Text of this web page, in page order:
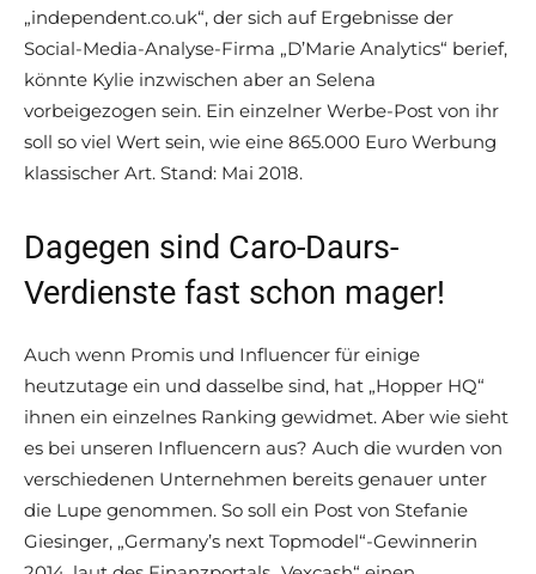
„independent.co.uk“, der sich auf Ergebnisse der
Social-Media-Analyse-Firma „D’Marie Analytics“ berief,
könnte Kylie inzwischen aber an Selena
vorbeigezogen sein. Ein einzelner Werbe-Post von ihr
soll so viel Wert sein, wie eine 865.000 Euro Werbung
klassischer Art. Stand: Mai 2018.
Dagegen sind Caro-Daurs-
Verdienste fast schon mager!
Auch wenn Promis und Influencer für einige
heutzutage ein und dasselbe sind, hat „Hopper HQ“
ihnen ein einzelnes Ranking gewidmet. Aber wie sieht
es bei unseren Influencern aus? Auch die wurden von
verschiedenen Unternehmen bereits genauer unter
die Lupe genommen. So soll ein Post von Stefanie
Giesinger, „Germany’s next Topmodel“-Gewinnerin